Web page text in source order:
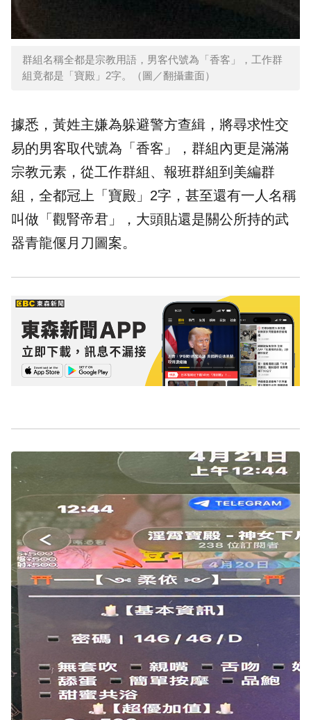
群組名稱全都是宗教用語，男客代號為「香客」，工作群
組竟都是「寶殿」2字。（圖／翻攝畫面）
據悉，黃姓主嫌為躲避警方查緝，將尋求性交
易的男客取代號為「香客」，群組內更是滿滿
宗教元素，從工作群組、報班群組到美編群
組，全都冠上「寶殿」2字，甚至還有一人名稱
叫做「觀腎帝君」，大頭貼還是關公所持的武
器青龍偃月刀圖案。